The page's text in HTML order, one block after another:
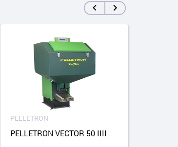
PELLETRON
PELLETRON VECTOR 50 IIII